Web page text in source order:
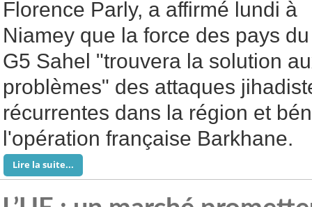
Florence Parly, a affirmé lundi à
Niamey que la force des pays du
G5 Sahel "trouvera la solution
problèmes" des attaques
récurrentes dans la région et
l'opération française Barkhane.
Lire la suite...